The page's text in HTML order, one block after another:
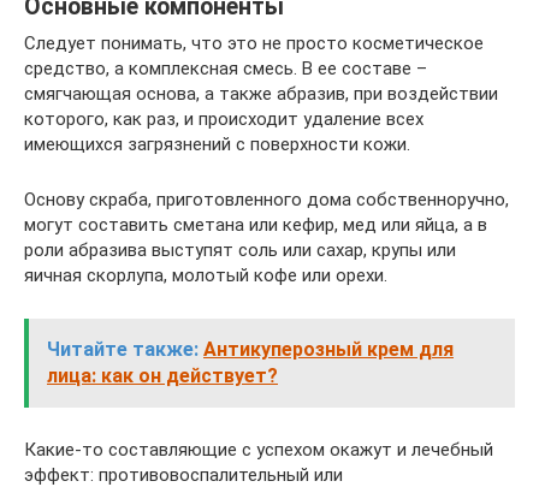
Основные компоненты
Следует понимать, что это не просто косметическое
средство, а комплексная смесь. В ее составе –
смягчающая основа, а также абразив, при воздействии
которого, как раз, и происходит удаление всех
имеющихся загрязнений с поверхности кожи.
Основу скраба, приготовленного дома собственноручно,
могут составить сметана или кефир, мед или яйца, а в
роли абразива выступят соль или сахар, крупы или
яичная скорлупа, молотый кофе или орехи.
Читайте также: Антикуперозный крем для
лица: как он действует?
Какие-то составляющие с успехом окажут и лечебный
эффект: противовоспалительный или